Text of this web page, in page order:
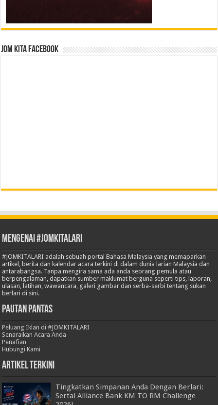
Jom Kita Facebook
Mengenai #JOMKITALARI
#JOMKITALARI adalah sebuah portal Bahasa Malaysia yang memaparkan
artikel, berita dan kalendar acara terkini di dalam dunia larian Malaysia dan
antarabangsa. Tanpa mengira sama ada anda seorang pemula atau
berpengalaman, dapatkan sumber maklumat berguna seperti tips, laporan,
ulasan, latihan, wawancara, galeri gambar dan serba-serbi tentang sukan
berlari di sini.
Pautan Pantas
Peluang Iklan di #JOMKITALARI
Senaraikan Acara Anda
Penafian
Hubungi Kami
Artikel Terkini
Tingkatkan Simpanan Anda Dengan Berlari:
Sertai Alliance Bank KM TO RM Challenge